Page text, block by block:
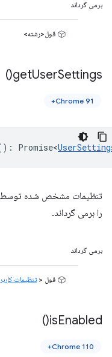
برمی گرداند
قول<رشته>
getUserSettings(
)
Chrome 91+
: Promise<
تنظیمات مشخص شده توسط
را برمی گرداند.
برمی گرداند
قول < تنظیمات کاربر
isEnabled(
)
Chrome 110+